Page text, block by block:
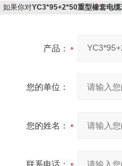
如果你对YC3*95+2*50重型橡套电缆
产品：
您的单位：
您的姓名：